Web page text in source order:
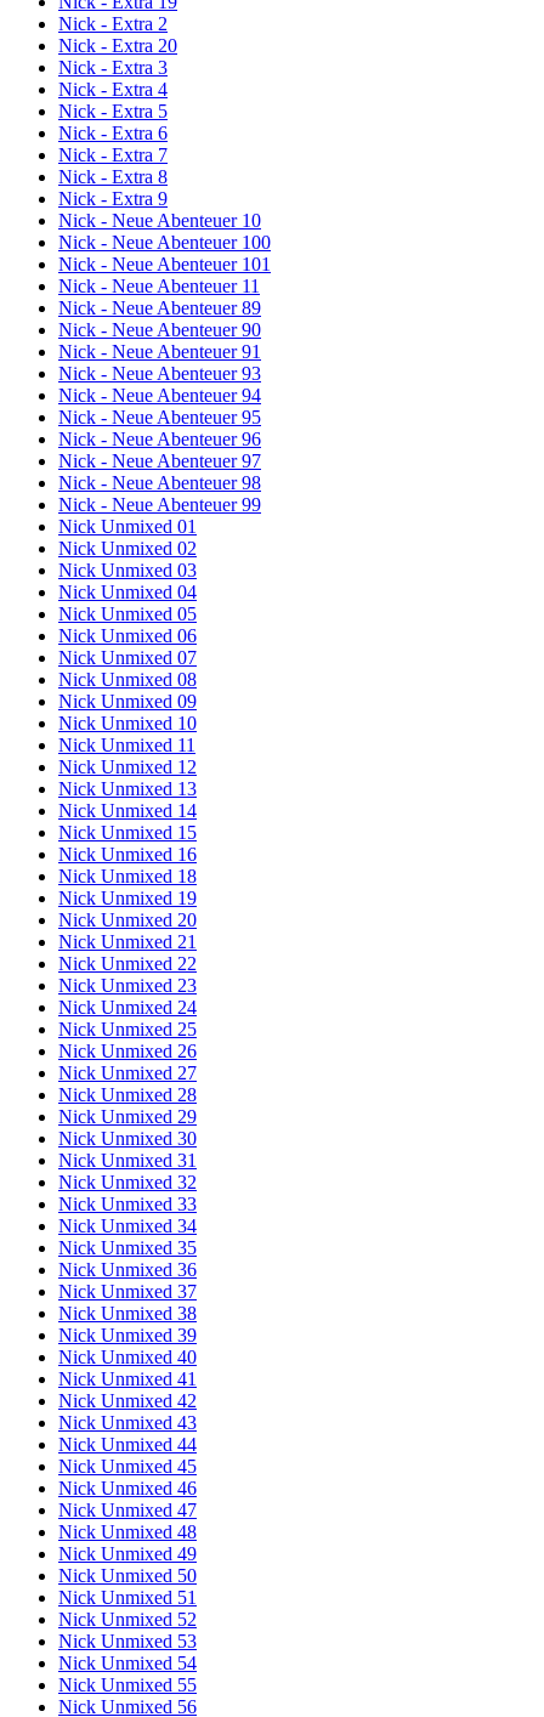
Nick - Extra 2
Nick - Extra 20
Nick - Extra 3
Nick - Extra 4
Nick - Extra 5
Nick - Extra 6
Nick - Extra 7
Nick - Extra 8
Nick - Extra 9
Nick - Neue Abenteuer 10
Nick - Neue Abenteuer 100
Nick - Neue Abenteuer 101
Nick - Neue Abenteuer 11
Nick - Neue Abenteuer 89
Nick - Neue Abenteuer 90
Nick - Neue Abenteuer 91
Nick - Neue Abenteuer 93
Nick - Neue Abenteuer 94
Nick - Neue Abenteuer 95
Nick - Neue Abenteuer 96
Nick - Neue Abenteuer 97
Nick - Neue Abenteuer 98
Nick - Neue Abenteuer 99
Nick Unmixed 01
Nick Unmixed 02
Nick Unmixed 03
Nick Unmixed 04
Nick Unmixed 05
Nick Unmixed 06
Nick Unmixed 07
Nick Unmixed 08
Nick Unmixed 09
Nick Unmixed 10
Nick Unmixed 11
Nick Unmixed 12
Nick Unmixed 13
Nick Unmixed 14
Nick Unmixed 15
Nick Unmixed 16
Nick Unmixed 18
Nick Unmixed 19
Nick Unmixed 20
Nick Unmixed 21
Nick Unmixed 22
Nick Unmixed 23
Nick Unmixed 24
Nick Unmixed 25
Nick Unmixed 26
Nick Unmixed 27
Nick Unmixed 28
Nick Unmixed 29
Nick Unmixed 30
Nick Unmixed 31
Nick Unmixed 32
Nick Unmixed 33
Nick Unmixed 34
Nick Unmixed 35
Nick Unmixed 36
Nick Unmixed 37
Nick Unmixed 38
Nick Unmixed 39
Nick Unmixed 40
Nick Unmixed 41
Nick Unmixed 42
Nick Unmixed 43
Nick Unmixed 44
Nick Unmixed 45
Nick Unmixed 46
Nick Unmixed 47
Nick Unmixed 48
Nick Unmixed 49
Nick Unmixed 50
Nick Unmixed 51
Nick Unmixed 52
Nick Unmixed 53
Nick Unmixed 54
Nick Unmixed 55
Nick Unmixed 56